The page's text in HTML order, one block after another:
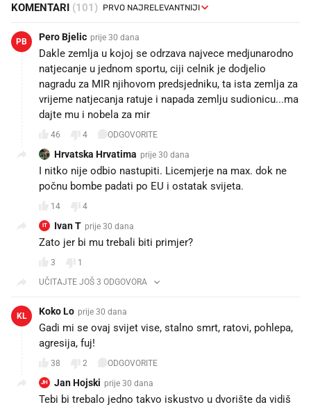
KOMENTARI (101)
PB Pero Bjelic prije 30 dana
Dakle zemlja u kojoj se odrzava najvece medjunarodno
natjecanje u jednom sportu, ciji celnik je dodjelio
nagradu za MIR njihovom predsjedniku, ta ista zemlja za
vrijeme natjecanja ratuje i napada zemlju sudionicu...ma
dajte mu i nobela za mir
46 4 ODGOVORITE
Hrvatska Hrvatima prije 30 dana
I nitko nije odbio nastupiti. Licemjerje na max. dok ne
počnu bombe padati po EU i ostatak svijeta.
14 4
IT Ivan T prije 30 dana
Zato jer bi mu trebali biti primjer?
3
1
UČITAJTE JOŠ 3 ODGOVORA
KL Koko Lo prije 30 dana
Gadi mi se ovaj svijet vise, stalno smrt, ratovi, pohlepa,
agresija, fuj!
38 2 ODGOVORITE
JH Jan Hojski prije 30 dana
Tebi bi trebalo jedno takvo iskustvo u dvorište da vidiš